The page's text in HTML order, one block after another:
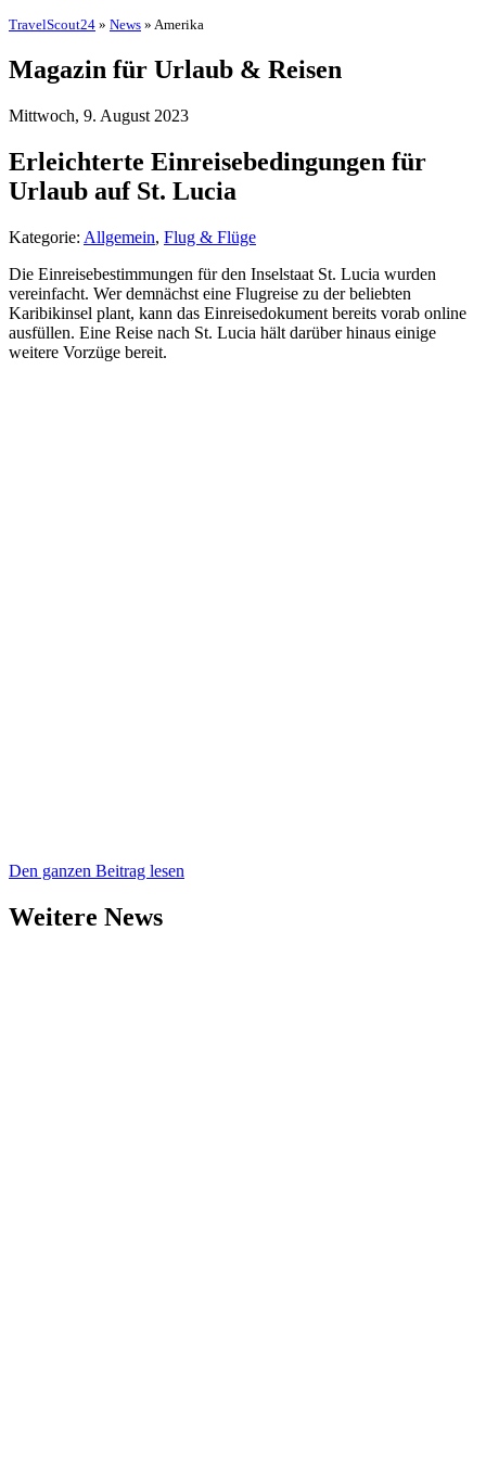
TravelScout24 » News » Amerika
Magazin für Urlaub & Reisen
Mittwoch, 9. August 2023
Erleichterte Einreisebedingungen für
Urlaub auf St. Lucia
Kategorie: Allgemein, Flug & Flüge
Die Einreisebestimmungen für den Inselstaat St. Lucia wurden
vereinfacht. Wer demnächst eine Flugreise zu der beliebten
Karibikinsel plant, kann das Einreisedokument bereits vorab online
ausfüllen. Eine Reise nach St. Lucia hält darüber hinaus einige
weitere Vorzüge bereit.
Den ganzen Beitrag lesen
Weitere News